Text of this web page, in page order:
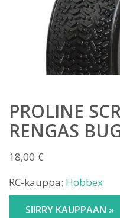
PROLINE
RENGAS
18,00 €
RC-kauppa: Hobbex
SIIRRY KAUPPAAN »